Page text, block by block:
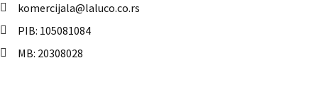
komercijala@laluco.co.rs
PIB: 105081084
MB: 20308028